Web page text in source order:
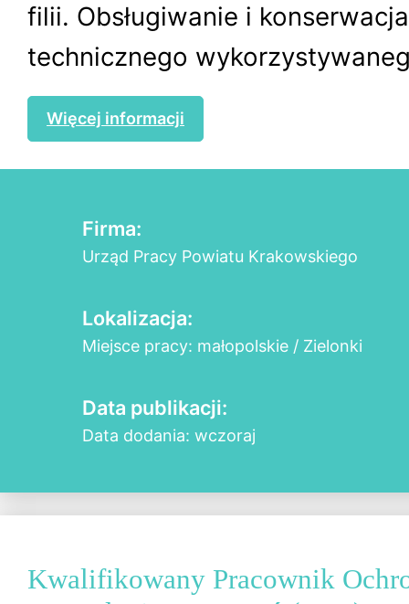
filii. Obsługiwanie i
technicznego
Więcej informacji
Firma:
Urząd Pracy Powiatu Krakowskiego
Lokalizacja:
Miejsce pracy: małopolskie / Zielonki
Data publikacji:
Data dodania: wczoraj
Kwalifikowany Pracownik